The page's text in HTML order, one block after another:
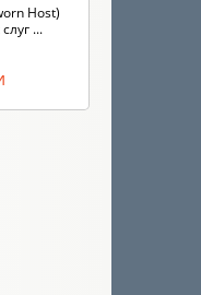
Host)
...